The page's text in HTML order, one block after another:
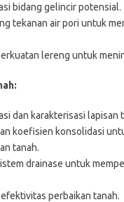
bidang gelincir potensial.
tekanan air pori untuk
lereng untuk
dan karakterisasi lapisan
koefisien konsolidasi
tanah.
drainase untuk
perbaikan tanah.